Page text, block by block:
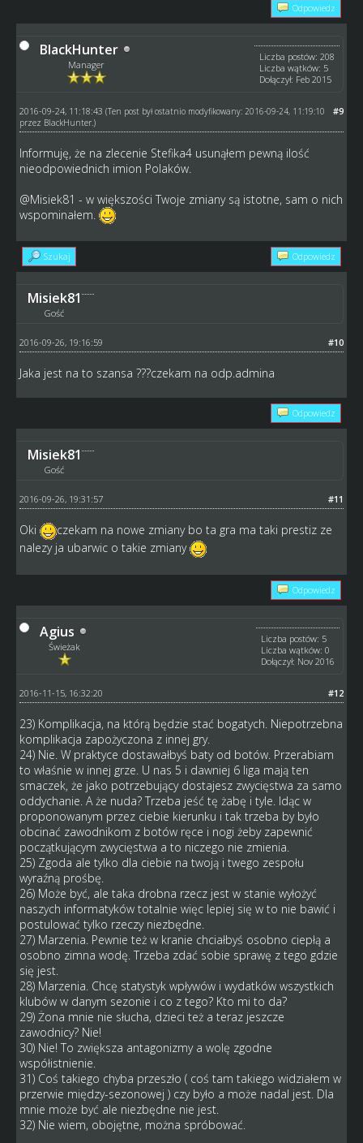
Odpowiedz
BlackHunter
Manager
Liczba postów: 208
Liczba wątków: 5
Dołączył: Feb 2015
#9
2016-09-24, 11:18:43 (Ten post był ostatnio modyfikowany: 2016-09-24, 11:19:10
przez BlackHunter.)
Informuję, że na zlecenie Stefika4 usunąłem pewną ilość
nieodpowiednich imion Polaków.
@Misiek81 - w większości Twoje zmiany są istotne, sam o nich
wspominałem.
Szukaj Odpowiedz
Misiek81
Gość
#10
2016-09-26, 19:16:59
Jaka jest na to szansa ???czekam na odp.admina
Odpowiedz
Misiek81
Gość
#11
2016-09-26, 19:31:57
Oki
czekam na nowe zmiany bo ta gra ma taki prestiz ze
nalezy ja ubarwic o takie zmiany
Odpowiedz
Agius
Świeżak
Liczba postów: 5
Liczba wątków: 0
Dołączył: Nov 2016
#12
2016-11-15, 16:32:20
23) Komplikacja, na którą będzie stać bogatych. Niepotrzebna
komplikacja zapożyczona z innej gry.
24) Nie. W praktyce dostawałbyś baty od botów. Przerabiam
to właśnie w innej grze. U nas 5 i dawniej 6 liga mają ten
smaczek, że jako potrzebujący dostajesz zwycięstwa za samo
oddychanie. A że nuda? Trzeba jeść tę żabę i tyle. Idąc w
proponowanym przez ciebie kierunku i tak trzeba by było
obcinać zawodnikom z botów ręce i nogi żeby zapewnić
początkującym zwycięstwa a to niczego nie zmienia.
25) Zgoda ale tylko dla ciebie na twoją i twego zespołu
wyraźną prośbę.
26) Może być, ale taka drobna rzecz jest w stanie wyłożyć
naszych informatyków totalnie więc lepiej się w to nie bawić i
postulować tylko rzeczy niezbędne.
27) Marzenia. Pewnie też w kranie chciałbyś osobno ciepłą a
osobno zimna wodę. Trzeba zdać sobie sprawę z tego gdzie
się jest.
28) Marzenia. Chcę statystyk wpływów i wydatków wszystkich
klubów w danym sezonie i co z tego? Kto mi to da?
29) Żona mnie nie słucha, dzieci też a teraz jeszcze
zawodnicy? Nie!
30) Nie! To zwiększa antagonizmy a wolę zgodne
współistnienie.
31) Coś takiego chyba przeszło ( coś tam takiego widziałem w
przerwie między-sezonowej ) czy było a może nadal jest. Dla
mnie może być ale niezbędne nie jest.
32) Nie wiem, obojętne, można spróbować.